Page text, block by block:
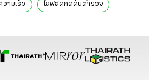
วามเร็ว ไลฟ์สดกดดันตำรวจ